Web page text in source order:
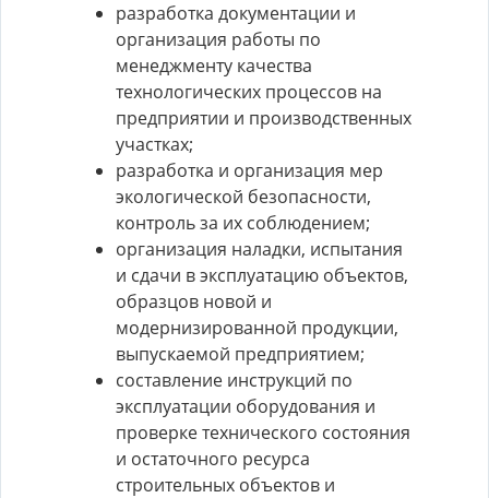
разработка документации и
организация работы по
менеджменту качества
технологических процессов на
предприятии и производственных
участках;
разработка и организация мер
экологической безопасности,
контроль за их соблюдением;
организация наладки, испытания
и сдачи в эксплуатацию объектов,
образцов новой и
модернизированной продукции,
выпускаемой предприятием;
составление инструкций по
эксплуатации оборудования и
проверке технического состояния
и остаточного ресурса
строительных объектов и